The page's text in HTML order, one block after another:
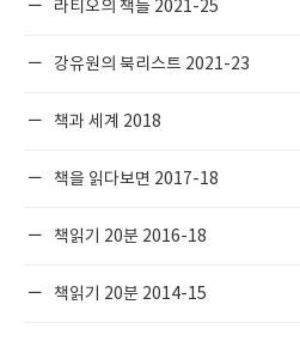
라티오의 책들 2021-25
강유원의 북리스트 2021-23
책과 세계 2018
책을 읽다보면 2017-18
책읽기 20분 2016-18
책읽기 20분 2014-15